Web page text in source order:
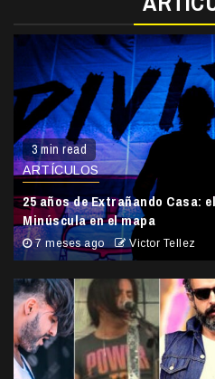
3 min read
ARTÍCULOS
25 años de Extrañando Casa:
Minúscula en el mapa
7 meses ago Victor Tellez